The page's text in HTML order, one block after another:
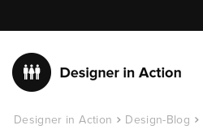
Designer in Action Design-Blog